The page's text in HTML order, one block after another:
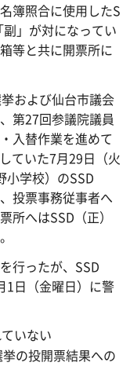
簿照合に使用したS
」が対になってい
等と共に開票所に
および仙台市議会
第27回参議院議員
入替作業を進めて
ていた7月29日（火
小学校）のSSD
投票事務従事者へ
所へはSSD（正）
行ったが、SSD
1日（金曜日）に警
いない
の投開票結果への